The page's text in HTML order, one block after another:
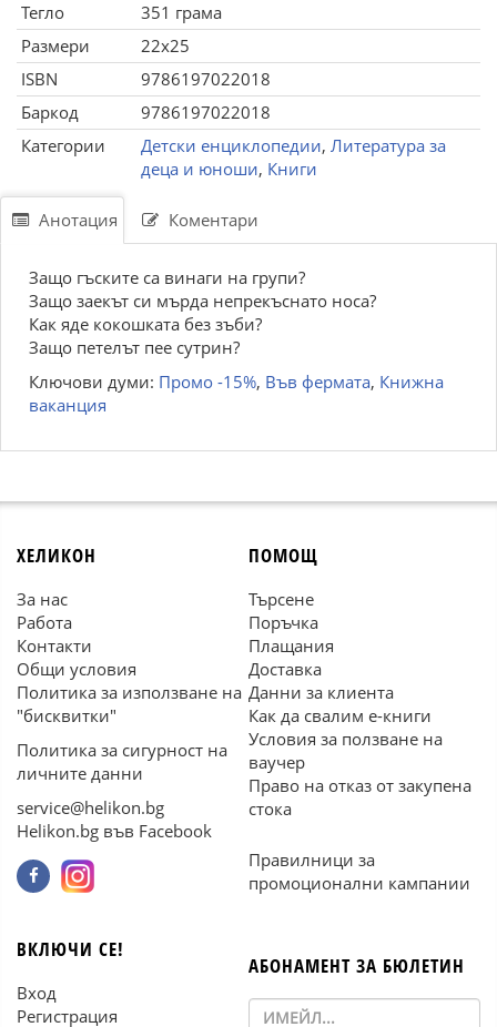
Тегло
351 грама
Размери
22x25
ISBN
9786197022018
Баркод
9786197022018
Категории
Детски енциклопедии, Литература за
деца и юноши, Книги
Анотация Коментари
Защо гъските са винаги на групи?
Защо заекът си мърда непрекъснато носа?
Как яде кокошката без зъби?
Защо петелът пее сутрин?
Ключови думи: Промо -15%, Във фермата, Книжна
ваканция
ХЕЛИКОН
За нас
Работа
Контакти
Общи условия
Политика за използване на
"бисквитки"
Политика за сигурност на
личните данни
service@helikon.bg
Helikon.bg във Facebook
ПОМОЩ
Търсене
Поръчка
Плащания
Доставка
Данни за клиента
Как да свалим е-книги
Условия за ползване на
ваучер
Право на отказ от закупена
стока
Правилници за
промоционални кампании
ВКЛЮЧИ СЕ!
Вход
Регистрация
АБОНАМЕНТ ЗА БЮЛЕТИН